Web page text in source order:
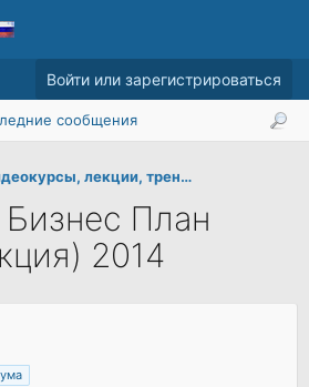
лекции, тренинги
План
2014
сообщения
Войти или зарегистрироваться